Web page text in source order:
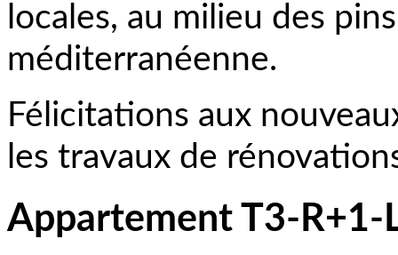
locales, au milieu des
méditerranéenne.
Félicitations aux
les travaux de
Appartement T3-R+1-